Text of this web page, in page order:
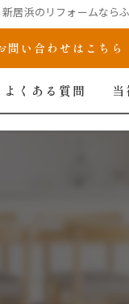
新居浜のリフォームなら
問い合わせはこちら
よくある質問